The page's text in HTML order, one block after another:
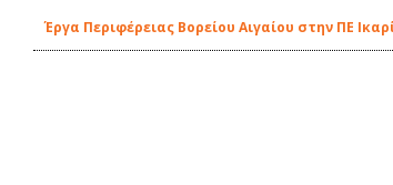
Έργα Περιφέρειας Βορείου Αιγαίου στην ΠΕ